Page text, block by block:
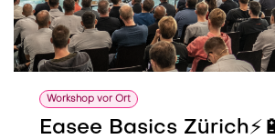
Workshop vor Ort
Easee Basics Zürich⚡️🔋